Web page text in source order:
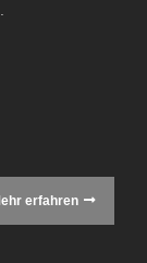
erfahren